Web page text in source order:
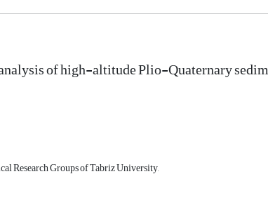
of high-altitude Plio-Quaternary
Research Groups of Tabriz University,